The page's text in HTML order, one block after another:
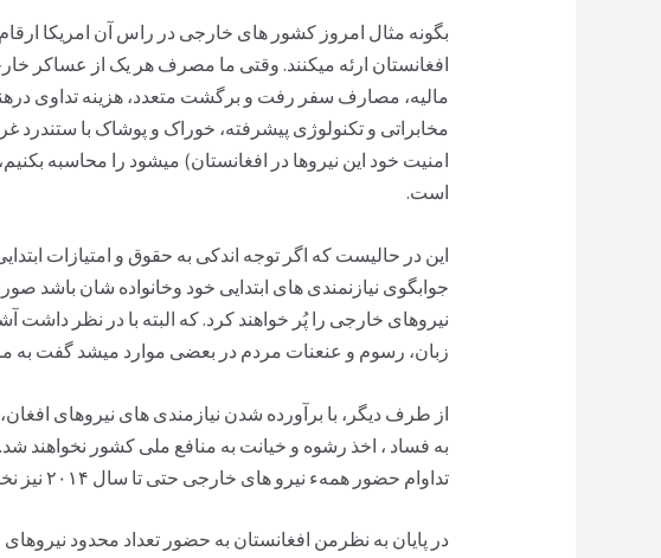
بگونه مثال امروز کشور های خارجی در راس آن امریکا
افغانستان ارئه میکنند. وقتی ما مصرف هر یک از عساکر
مالیه، مصارف سفر رفت و برگشت متعدد، هزینه تداوی
مخابراتی و تکنولوژی پیشرفته، خوراک و پوشاک با
امنیت خود این نیروها در افغانستان) میشود را محاسبه
است.
این در حالیست که اگر توجه اندکی به حقوق و امتیازات
جوابگوی نیازنمندی های ابتدایی خود وخانواده شان باشد
نیروهای خارجی را پُر خواهند کرد. که البته با در نظر داشت
زبان، رسوم و عنعنات مردم در بعضی موارد میشد گفت به
از طرف دیگر، با برآورده شدن نیازمندی های نیروهای
به فساد ، اخذ رشوه و خیانت به منافع ملی کشور نخواهند شد.
تداوام حضور همهء نیرو های خارجی حتی تا سال ۲۰۱۴ نیز نخواهد بود.
در پایان به نظرمن افغانستان به حضور تعداد محدود نیروهای